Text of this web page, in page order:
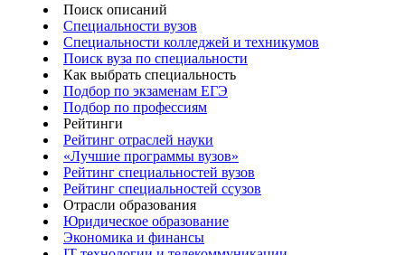
Поиск описаний
Специальности вузов
Специальности колледжей и техникумов
Поиск вуза по специальности
Как выбрать специальность
Подбор по экзаменам ЕГЭ
Подбор по профессиям
Рейтинги
Рейтинг отраслей науки
«Лучшие программы вузов»
Рейтинг специальностей вузов
Рейтинг специальностей ссузов
Отрасли образования
Юридическое образование
Экономика и финансы